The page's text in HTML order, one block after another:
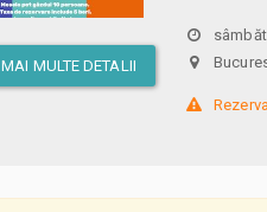
MAI MULTE DETALII